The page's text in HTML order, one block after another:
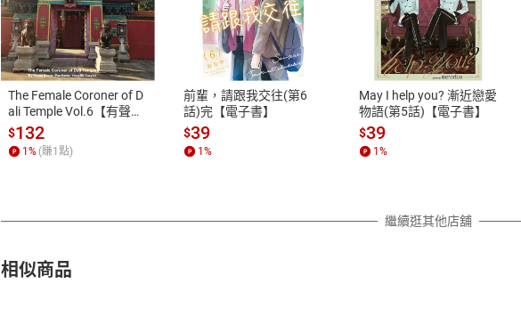
付款方式
ATM轉帳、信用卡、LINE PAY、AFTEE
退換貨規範
本店是否提供消費者保護法七日猶
之權利，遽消費者保護法及通訊交
除權合理例外情事適用準則，依商
質各有不同規定。詳細退換貨說明
照各商品說明。
The Female Coroner of D
ali Temple Vol.6【有聲
書】
$132
1% (賺1點)
前輩，請跟我交往(第6
話)完【電子書】
$39
1%
May I help you? 漸近戀愛
物語(第5話)【電子書】
$39
1%
繼續逛其他店舖
相似商品